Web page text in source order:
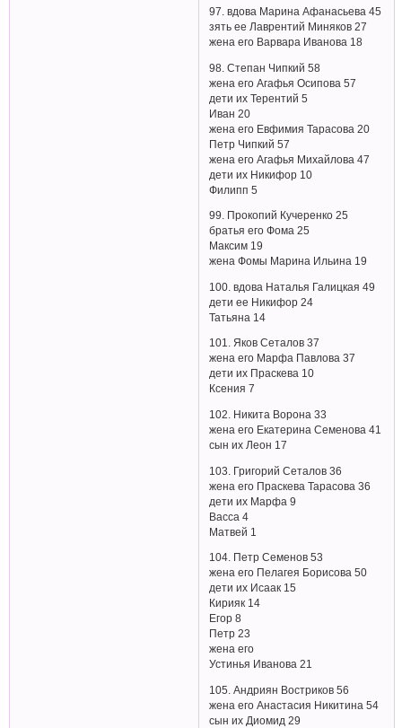
97. вдова Марина Афанасьева 45
зять ее Лаврентий Миняков 27
жена его Варвара Иванова 18
98. Степан Чипкий 58
жена его Агафья Осипова 57
дети их Терентий 5
Иван 20
жена его Евфимия Тарасова 20
Петр Чипкий 57
жена его Агафья Михайлова 47
дети их Никифор 10
Филипп 5
99. Прокопий Кучеренко 25
братья его Фома 25
Максим 19
жена Фомы Марина Ильина 19
100. вдова Наталья Галицкая 49
дети ее Никифор 24
Татьяна 14
101. Яков Сеталов 37
жена его Марфа Павлова 37
дети их Праскева 10
Ксения 7
102. Никита Ворона 33
жена его Екатерина Семенова 41
сын их Леон 17
103. Григорий Сеталов 36
жена его Праскева Тарасова 36
дети их Марфа 9
Васса 4
Матвей 1
104. Петр Семенов 53
жена его Пелагея Борисова 50
дети их Исаак 15
Кирияк 14
Егор 8
Петр 23
жена его
Устинья Иванова 21
105. Андриян Востриков 56
жена его Анастасия Никитина 54
сын их Диомид 29